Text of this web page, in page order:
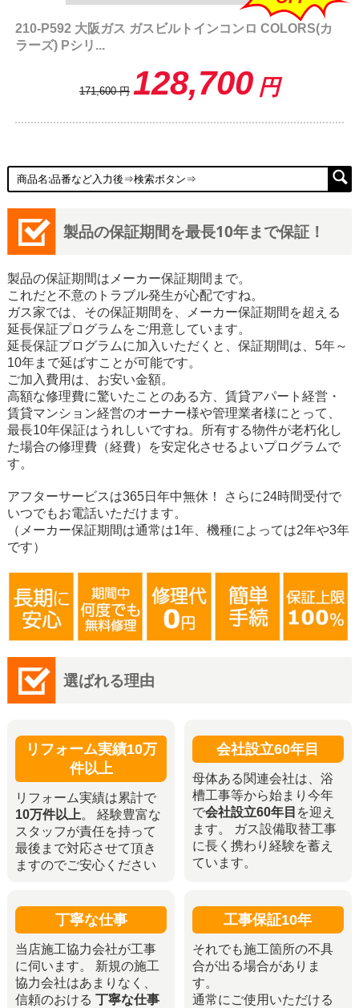
210-P592 大阪ガス ガスビルトインコンロ COLORS(カ
ラーズ) Pシリ...
171,600 円 128,700 円
製品の保証期間を最長10年まで保証！
製品の保証期間はメーカー保証期間まで。
これだと不意のトラブル発生が心配ですね。
ガス家では、その保証期間を、メーカー保証期間を超える
延長保証プログラムをご用意しています。
延長保証プログラムに加入いただくと、保証期間は、5年～
10年まで延ばすことが可能です。
ご加入費用は、お安い金額。
高額な修理費に驚いたことのある方、賃貸アパート経営・
賃貸マンション経営のオーナー様や管理業者様にとって、
最長10年保証はうれしいですね。所有する物件が老朽化し
た場合の修理費（経費）を安定化させるよいプログラムで
す。
アフターサービスは365日年中無休！ さらに24時間受付で
いつでもお電話いただけます。
（メーカー保証期間は通常は1年、機種によっては2年や3年
です）
選ばれる理由
リフォーム実績10万
件以上
リフォーム実績は累計で
10万件以上。 経験豊富な
スタッフが責任を持って
最後まで対応させて頂き
ますのでご安心ください
会社設立60年目
母体ある関連会社は、浴
槽工事等から始まり今年
で会社設立60年目 を迎え
ます。 ガス設備取替工事
に長く携わり経験を蓄え
ています。
丁寧な仕事
当店施工協力会社が工事
に伺います。 新規の施工
協力会社はあまりなく、
信頼のおける 丁寧な仕事
工事保証10年
それでも施工箇所の不具
合が出る場合がありま
す。
通常にご使用いただける